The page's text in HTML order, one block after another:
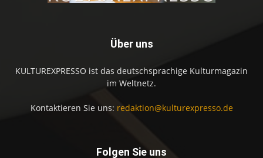
Über uns
KULTUREXPRESSO ist das deutschsprachige Kulturmagazin
im Weltnetz.
Kontaktieren Sie uns: redaktion@kulturexpresso.de
Folgen Sie uns